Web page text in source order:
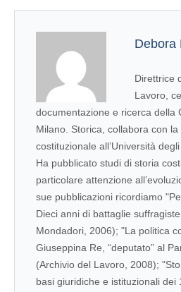
Debora
Direttrice
Lavoro,
documentazione e ricerca della
Milano. Storica, collabora con
costituzionale all’Università
Ha pubblicato studi di storia
particolare attenzione
sue pubblicazioni ricordiamo
Dieci anni di battaglie
Mondadori, 2006); "La politica
Giuseppina Re, “deputato” al
(Archivio del Lavoro, 2008);
basi giuridiche e istituzionali dei